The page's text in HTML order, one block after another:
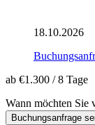
18.10.2026
ab €1.300 /8 Tage
Wann möchten Sie